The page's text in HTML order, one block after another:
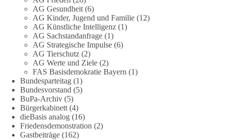
dieBasis fordert deshalb weiterhin eine unabhängige,
vollständige und transparente Aufarbeitung der Corona-Politik.
Ohne Denkverbote, ohne Vorverurteilungen und ohne Tabus.
Quellen:
https://apnews.com/article/fauci-diaries-covid-origins-
rand-paul-6b25da9f75a0becbaf2886ab22643e67
https://www.tichyseinblick.de/kolumnen/aus-aller-welt/usa-
tagebuch-fauci-corona-impfung/
#dieBasis #Corona #Aufarbeitung
#Vertrauen
AG Gesundheit (6)
AG Kinder, Jugend und Familie (12)
AG Künstliche Intelligenz (1)
AG Sachstandanfrage (1)
AG Strategische Impulse (6)
AG Tierschutz (2)
AG Werte und Ziele (2)
FAS Basisdemokratie Bayern (1)
Bundesparteitag (1)
Bundesvorstand (5)
BuPa-Archiv (5)
Bürgerkabinett (4)
dieBasis analog (16)
Friedensdemonstration (2)
Gastbeiträge (162)